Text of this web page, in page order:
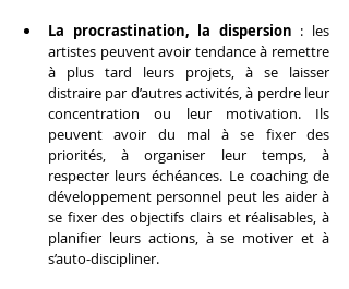
La procrastination, la dispersion : les
artistes peuvent avoir tendance à remettre
à plus tard leurs projets, à se laisser
distraire par d’autres activités, à perdre leur
concentration ou leur motivation. Ils
peuvent avoir du mal à se fixer des
priorités, à organiser leur temps, à
respecter leurs échéances. Le coaching de
développement personnel peut les aider à
se fixer des objectifs clairs et réalisables, à
planifier leurs actions, à se motiver et à
s’auto-discipliner.